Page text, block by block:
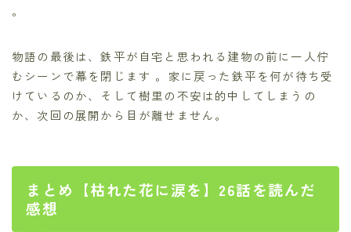
。
物語の最後は、鉄平が自宅と思われる建物の前に一人佇
むシーンで幕を閉じます 。家に戻った鉄平を何が待ち受
けているのか、そして樹里の不安は的中してしまうの
か、次回の展開から目が離せません。
まとめ【枯れた花に涙を】26話を読んだ
感想